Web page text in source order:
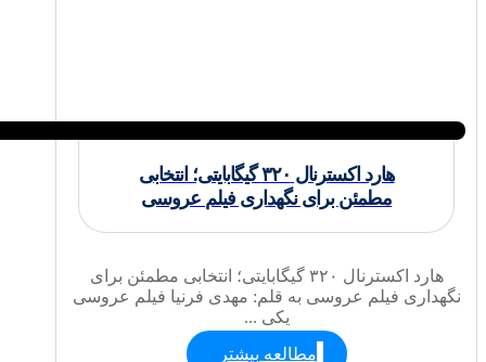
هارد اکسترنال ۳۲۰ گیگابایتی؛ انتخابی
مطمئن برای نگهداری فیلم عروسی
هارد اکسترنال ۳۲۰ گیگابایتی؛ انتخابی مطمئن برای
نگهداری فیلم عروسی به قلم: مهدی فرنیا فیلم عروسی
یکی ...
مطالعه بیشتر